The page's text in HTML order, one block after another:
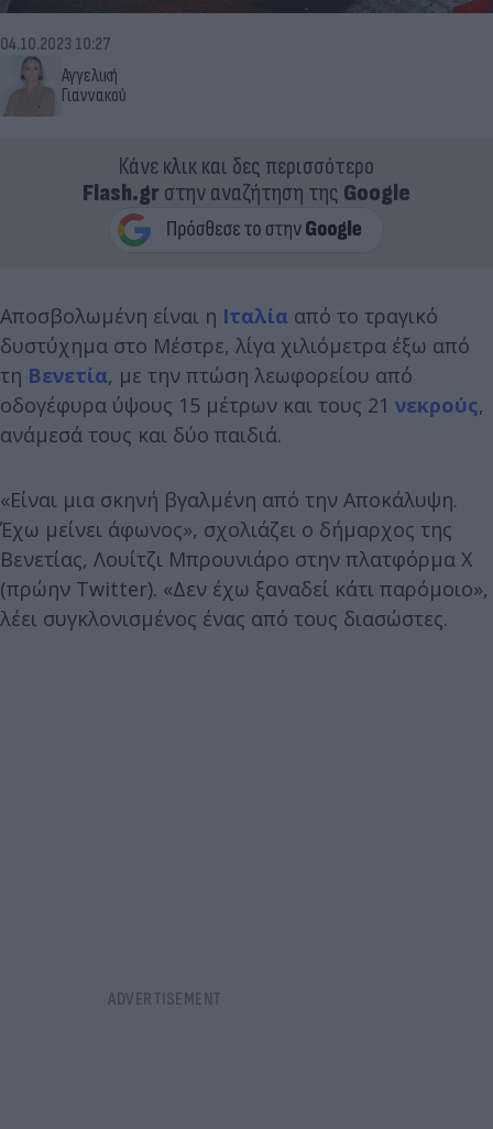
Αγγελική
Γιαννακού
04.10.2023 10:27
Κάνε κλικ και δες περισσότερο
Flash.grστην αναζήτηση της Google
Αποσβολωμένη είναι η Ιταλία από το τραγικό
δυστύχημα στο Μέστρε, λίγα χιλιόμετρα έξω από
τη Βενετία, με την πτώση λεωφορείου από
οδογέφυρα ύψους 15 μέτρων και τους 21 νεκρούς,
ανάμεσά τους και δύο παιδιά.
«Είναι μια σκηνή βγαλμένη από την Αποκάλυψη.
Έχω μείνει άφωνος», σχολιάζει ο δήμαρχος της
Βενετίας, Λουίτζι Μπρουνιάρο στην πλατφόρμα X
(πρώην Twitter). «Δεν έχω ξαναδεί κάτι παρόμοιο»,
λέει συγκλονισμένος ένας από τους διασώστες.